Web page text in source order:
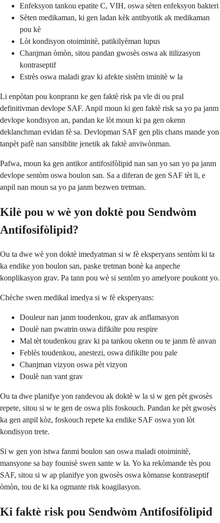
Enfeksyon tankou epatite C, VIH, oswa sèten enfeksyon bakteri
Sèten medikaman, ki gen ladan kèk antibyotik ak medikaman
pou kè
Lòt kondisyon otoiminitè, patikilyèman lupus
Chanjman òmòn, sitou pandan gwosès oswa ak itilizasyon
kontraseptif
Estrès oswa maladi grav ki afekte sistèm iminitè w la
Li enpòtan pou konprann ke gen faktè risk pa vle di ou pral
definitivman devlope SAF. Anpil moun ki gen faktè risk sa yo pa janm
devlope kondisyon an, pandan ke lòt moun ki pa gen okenn
deklanchman evidan fè sa. Devlopman SAF gen plis chans mande yon
tanpèt pafè nan sansiblite jenetik ak faktè anviwònman.
Pafwa, moun ka gen antikor antifosifòlipid nan san yo san yo pa janm
devlope sentòm oswa boulon san. Sa a diferan de gen SAF tèt li, e
anpil nan moun sa yo pa janm bezwen tretman.
Kilè pou w wè yon doktè pou Sendwòm
Antifosifòlipid?
Ou ta dwe wè yon doktè imedyatman si w fè eksperyans sentòm ki ta
ka endike yon boulon san, paske tretman bonè ka anpeche
konplikasyon grav. Pa tann pou wè si sentòm yo amelyore poukont yo.
Chèche swen medikal imedya si w fè eksperyans:
Douleur nan janm toudenkou, grav ak anflamasyon
Doulè nan pwatrin oswa difikilte pou respire
Mal tèt toudenkou grav ki pa tankou okenn ou te janm fè anvan
Feblès toudenkou, anestezi, oswa difikilte pou pale
Chanjman vizyon oswa pèt vizyon
Doulè nan vant grav
Ou ta dwe planifye yon randevou ak doktè w la si w gen pèt gwosès
repete, sitou si w te gen de oswa plis foskouch. Pandan ke pèt gwosès
ka gen anpil kòz, foskouch repete ka endike SAF oswa yon lòt
kondisyon trete.
Si w gen yon istwa fanmi boulon san oswa maladi otoiminitè,
mansyone sa bay founisè swen sante w la. Yo ka rekòmande tès pou
SAF, sitou si w ap planifye yon gwosès oswa kòmanse kontraseptif
òmòn, tou de ki ka ogmante risk koagilasyon.
Ki faktè risk pou Sendwòm Antifosifòlipid